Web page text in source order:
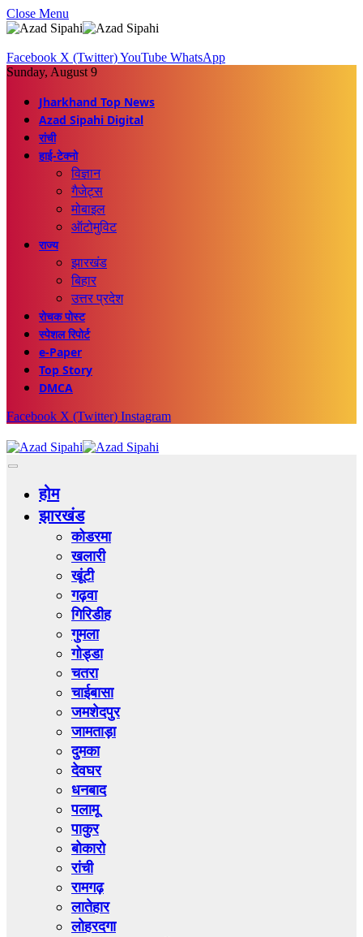
Close Menu
Facebook X (Twitter)YouTube WhatsApp
Sunday, August 9
Jharkhand Top News
Azad Sipahi Digital
रांची
हाई-टेक्नो
विज्ञान
गैजेट्स
मोबाइल
ऑटोमुविट
राज्य
झारखंड
बिहार
उत्तर प्रदेश
रोचक पोस्ट
स्पेशल रिपोर्ट
e-Paper
Top Story
DMCA
Facebook X (Twitter) Instagram
होम
झारखंड
कोडरमा
खलारी
खूंटी
गढ़वा
गिरिडीह
गुमला
गोड्डा
चतरा
चाईबासा
जमशेदपुर
जामताड़ा
दुमका
देवघर
धनबाद
पलामू
पाकुर
बोकारो
रांची
रामगढ़
लातेहार
लोहरदगा